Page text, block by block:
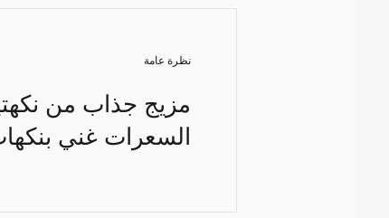
نظرة عامة
مزيج جذاب من
السعرات غني